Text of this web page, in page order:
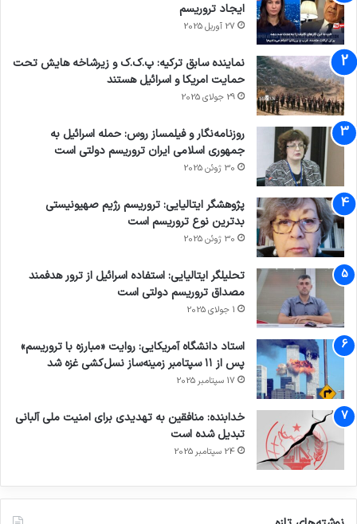
ایجاد تروریسم
27 آوریل 2025
نماینده سابق ترکیه: پ.ک.ک و زیرشاخه هایش تحت
حمایت امریکا و اسرائیل هستند
29 جولای 2025
روزنامه‌نگار و فیلمساز روس: حمله اسرائیل به
جمهوری اسلامی ایران تروریسم دولتی است
30 ژوئن 2025
پژوهشگر ایتالیایی: تروریسم رژیم صهیونیستی
بدترین نوع تروریسم است
30 ژوئن 2025
تحلیلگر ایتالیایی: استفاده اسرائیل از ترور هدفمند
مصداق تروریسم دولتی است
1 جولای 2025
استاد دانشگاه آمریکایی: روایت «مبارزه با تروریسم»
پس از ۱۱ سپتامبر زمینه‌ساز نسل‌کشی غزه شد
17 سپتامبر 2025
خدابنده: منافقین به تهدیدی برای امنیت ملی آلبانی
تبدیل شده است
24 سپتامبر 2025